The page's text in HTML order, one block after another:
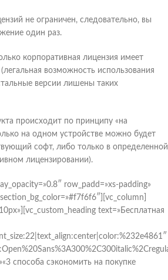
не ограничен, следовательно, вы
один раз.
корпоративная лицензия имеет
возможность использования
версии лишены таких
происходит по принципу «на
на одном устройстве можно будет
софт, либо только в определенной
лицензировании).
row_padd=»xs-padding»
text=»Бесплатная
способа сэкономить на покупке